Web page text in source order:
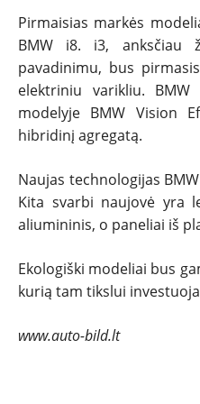
Pirmaisias markės
BMW i8. i3, anksčiau
pavadinimu, bus
elektriniu varikliu.
modelyje BMW Vision
hibridinį agregatą.
Naujas technologijas
Kita svarbi naujovė yra
aliumininis, o paneliai iš
Ekologiški modeliai bus
kurią tam tikslui
www.auto-bild.lt